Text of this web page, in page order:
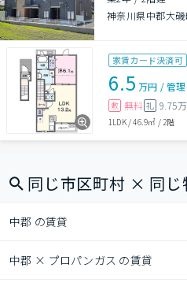
神奈川県中郡大
家賃カード決済可
6.5 万円 /管
敷 無料 礼 9.75
1LDK/46.9㎡ /2階
同じ市区町村 × 同じ
中郡 の賃貸
中郡 × プロパンガス の賃貸